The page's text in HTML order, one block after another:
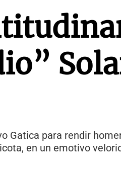
para rendir
en un emotivo